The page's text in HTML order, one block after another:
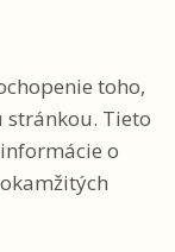
toho,
stránkou. Tieto
o